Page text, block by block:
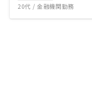
20代 / 金融機関勤務